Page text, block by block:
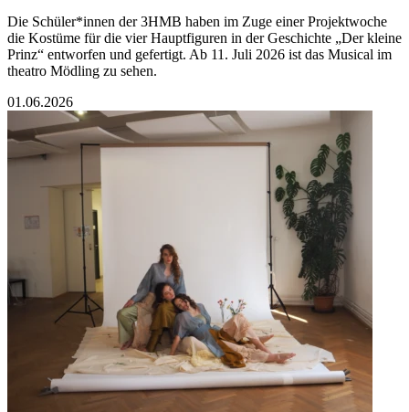
Die Schüler*innen der 3HMB haben im Zuge einer Projektwoche
die Kostüme für die vier Hauptfiguren in der Geschichte „Der kleine
Prinz“ entworfen und gefertigt. Ab 11. Juli 2026 ist das Musical im
theatro Mödling zu sehen.
01.06.2026